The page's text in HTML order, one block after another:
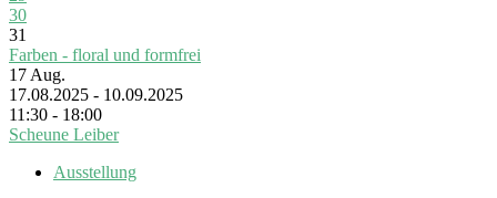
30
31
Farben - floral und formfrei
17 Aug.
17.08.2025 - 10.09.2025
11:30 - 18:00
Scheune Leiber
Ausstellung